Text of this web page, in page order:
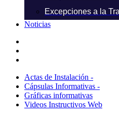
Excepciones a la
Noticias
Actas de Instalación -
Cápsulas Informativas -
Gráficas informativas
Videos Instructivos Web